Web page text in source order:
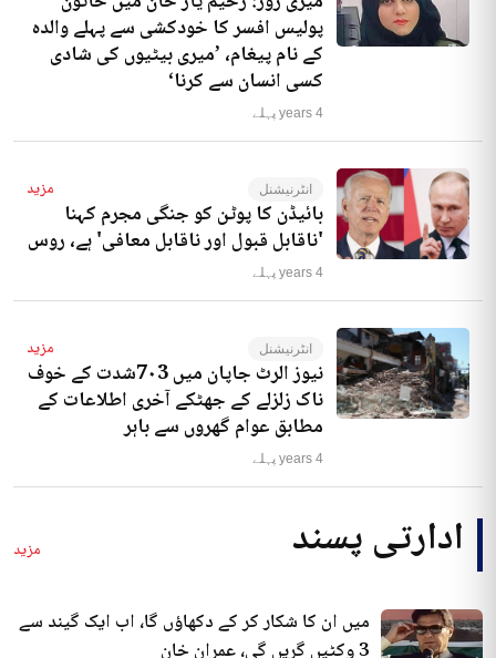
پولیس افسر کا خودکشی سے پہلے والدہ
کے نام پیغام، ’میری بیٹیوں کی شادی
کسی انسان سے کرنا‘
4 years پہلے
انٹرنیشنل مزید
بائیڈن کا پوٹن کو جنگی مجرم کہنا
'ناقابل قبول اور ناقابل معافی' ہے، روس
4 years پہلے
انٹرنیشنل مزید
نیوز الرٹ جاپان میں 7۰3شدت کے خوف
ناک زلزلے کے جھٹکے آخری اطلاعات کے
مطابق عوام گھروں سے باہر
4 years پہلے
ادارتی پسند مزید
میں ان کا شکار کر کے دکھاؤں گا، اب ایک گیند سے